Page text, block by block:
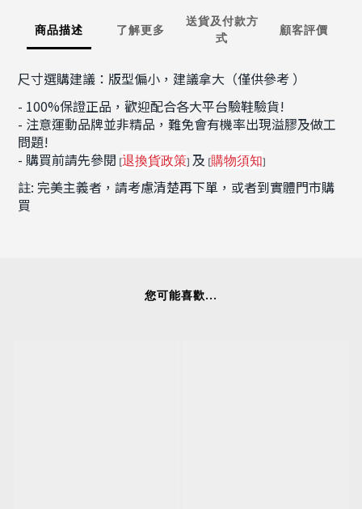
商品描述 了解更多
送貨及付款方
式
顧客評價
尺寸選購建議：版型偏小，建議拿大（僅供參考 ）
- 100%保證正品，歡迎配合各大平台驗鞋驗貨!
- 注意運動品牌並非精品，難免會有機率出現溢膠及做工
問題!
- 購買前請先參閱 [退換貨政策] 及 [購物須知]
註: 完美主義者，請考慮清楚再下單，或者到實體門市購
買
您可能喜歡...